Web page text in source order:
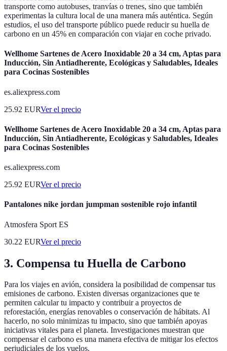
transporte como autobuses, tranvías o trenes, sino que también
experimentas la cultura local de una manera más auténtica. Según
estudios, el uso del transporte público puede reducir su huella de
carbono en un 45% en comparación con viajar en coche privado.
Wellhome Sartenes de Acero Inoxidable 20 a 34 cm, Aptas para
Inducción, Sin Antiadherente, Ecológicas y Saludables, Ideales
para Cocinas Sostenibles
es.aliexpress.com
25.92 EURVer el precio
Wellhome Sartenes de Acero Inoxidable 20 a 34 cm, Aptas para
Inducción, Sin Antiadherente, Ecológicas y Saludables, Ideales
para Cocinas Sostenibles
es.aliexpress.com
25.92 EURVer el precio
Pantalones nike jordan jumpman sostenible rojo infantil
Atmosfera Sport ES
30.22 EURVer el precio
3. Compensa tu Huella de Carbono
Para los viajes en avión, considera la posibilidad de compensar tus
emisiones de carbono. Existen diversas organizaciones que te
permiten calcular tu impacto y contribuir a proyectos de
reforestación, energías renovables o conservación de hábitats. Al
hacerlo, no solo minimizas tu impacto, sino que también apoyas
iniciativas vitales para el planeta. Investigaciones muestran que
compensar el carbono es una manera efectiva de mitigar los efectos
perjudiciales de los vuelos.